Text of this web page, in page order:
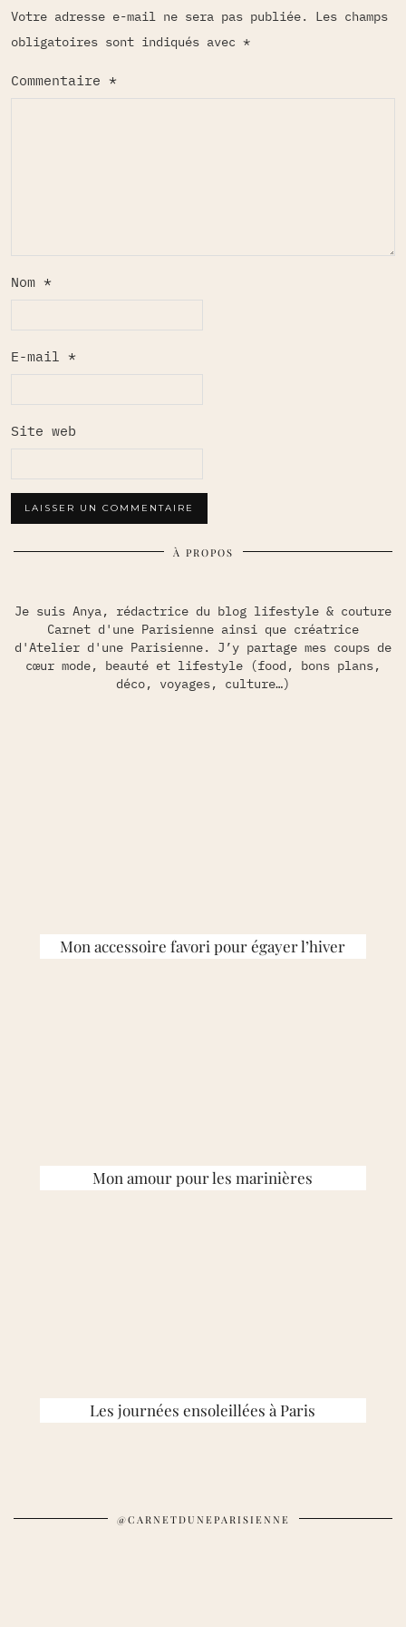
Votre adresse e-mail ne sera pas publiée.
Les champs
obligatoires sont indiqués avec *
Commentaire *
Nom *
E-mail *
Site web
À PROPOS
Je suis Anya, rédactrice du blog lifestyle & couture
Carnet d'une Parisienne ainsi que créatrice
d'Atelier d'une Parisienne. J’y partage mes coups de
cœur mode, beauté et lifestyle (food, bons plans,
déco, voyages, culture…)
Mon accessoire favori pour égayer l’hiver
Mon amour pour les marinières
Les journées ensoleillées à Paris
@CARNETDUNEPARISIENNE